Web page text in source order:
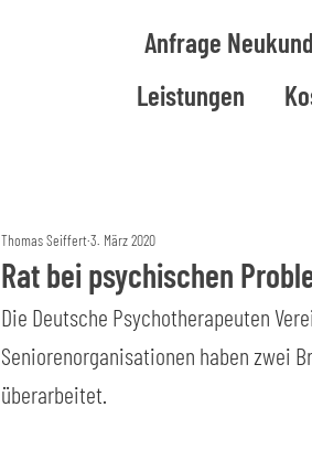
Anfrage
Leistungen
Rat bei psychischen
Thomas Seiffert3. März 2020
Die Deutsche Psychotherapeuten
Seniorenorganisationen haben zwei
überarbeitet.